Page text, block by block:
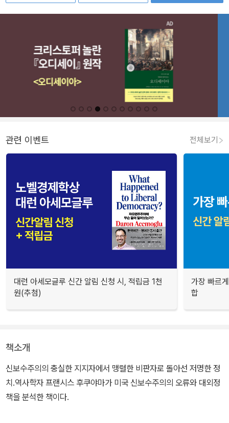
관련 이벤트 전체보기
대런 아세모글루 신간 알림 신청 시, 적립금 1천
원(추첨)
가장 빠르
합
책소개
신보수주의의 충실한 지지자에서 맹렬한 비판자로 돌아선 저명한 정
치.역사학자 프랜시스 후쿠야마가 미국 신보수주의의 오류와 대외정
책을 분석한 책이다.